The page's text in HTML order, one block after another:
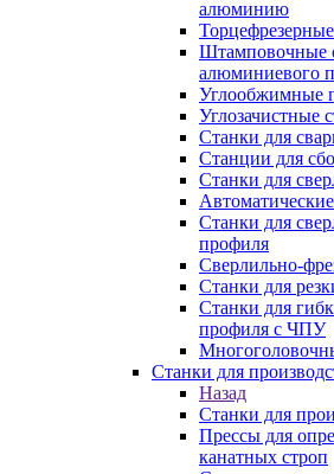
алюминию
Штамповочные
алюминиевого
Углообжимные
Углозачистные
Станки для
Станции для
Станки для
Станки для
профиля
Сверлильно-
Станки для
Станки для
профиля с ЧПУ
Станки для
Назад
Станки для
Прессы для
канатных строп